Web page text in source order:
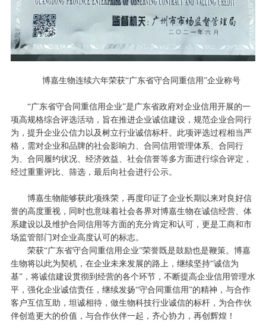
博嘉生物连续六年荣获“广东省守合同重信用”企业称号
“广东省守合同重信用企业”是广东省政府对企业信用开展的一
项高规格综合评选活动，旨在推进企业诚信建设，规范企业合同行
为，提升企业公信力以及树立行业诚信标杆。此项评选过程相当严
格，需对企业和品牌的社会影响力、合同信用管理体系、合同行
为、合同履约状况、经济效益、社会信誉等多方面进行综合评定，
经过重重评比、筛选，最后向社会进行公示。
博嘉生物能够获此项殊荣，再度印证了企业长期以来对良好信
誉的高度重视，同时也意味着社会各界对博嘉生物在诚信经营、体
系建设以及维护合同信用等方面的充分肯定和认可，更是工商和市
场监管部门对企业高度认可的标志。
荣获“广东省守合同重信用企业”荣誉既是鼓励也是鞭策。博嘉
生物将以此为契机，在企业未来发展的路上，继续坚持“诚信为
基”，将诚信建设贯彻到经营的各个环节，不断提高企业信用管理水
平，强化企业诚信责任，继续发扬“守合同重信用”的精神，与合作
客户互信互助，坦诚相待，做生物科技行业诚信的标杆，为合作伙
伴创造更大的价值，与合作伙伴一起，齐心协力，再创辉煌！